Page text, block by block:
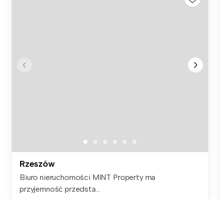
Rzeszów
Biuro nieruchomości MINT Property ma
przyjemność przedsta...